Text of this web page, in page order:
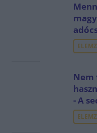
Nem
- A